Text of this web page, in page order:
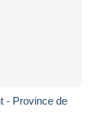
- Province de